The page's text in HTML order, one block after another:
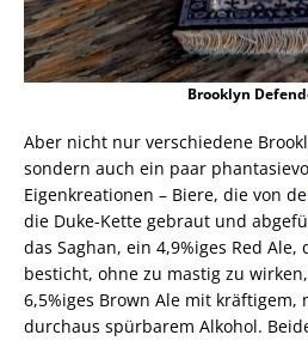
Brooklyn
Aber nicht nur verschiedene
sondern auch ein paar
Eigenkreationen – Biere, die von
die Duke-Kette gebraut und
das Saghan, ein 4,9%iges Red
besticht, ohne zu mastig zu
6,5%iges Brown Ale mit kräftigem,
durchaus spürbarem Alkohol.